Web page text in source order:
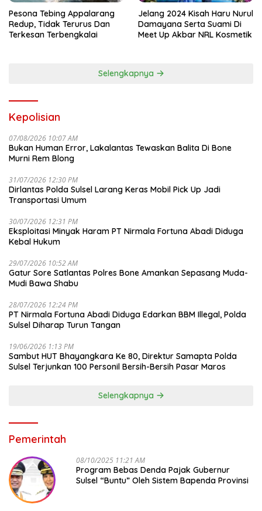
Pesona Tebing Appalarang
Redup, Tidak Terurus Dan
Terkesan Terbengkalai
Jelang 2024 Kisah Haru Nurul
Damayana Serta Suami Di
Meet Up Akbar NRL Kosmetik
Selengkapnya
Kepolisian
07/08/2026 10:07 AM
Bukan Human Error, Lakalantas Tewaskan Balita Di Bone
Murni Rem Blong
31/07/2026 12:30 PM
Dirlantas Polda Sulsel Larang Keras Mobil Pick Up Jadi
Transportasi Umum
30/07/2026 12:31 PM
Eksploitasi Minyak Haram PT Nirmala Fortuna Abadi Diduga
Kebal Hukum
29/07/2026 10:52 AM
Gatur Sore Satlantas Polres Bone Amankan Sepasang Muda-
Mudi Bawa Shabu
28/07/2026 12:24 PM
PT Nirmala Fortuna Abadi Diduga Edarkan BBM Illegal, Polda
Sulsel Diharap Turun Tangan
19/06/2026 1:13 PM
Sambut HUT Bhayangkara Ke 80, Direktur Samapta Polda
Sulsel Terjunkan 100 Personil Bersih-Bersih Pasar Maros
Selengkapnya
Pemerintah
08/10/2025 11:21 AM
Program Bebas Denda Pajak Gubernur
Sulsel “Buntu” Oleh Sistem Bapenda Provinsi